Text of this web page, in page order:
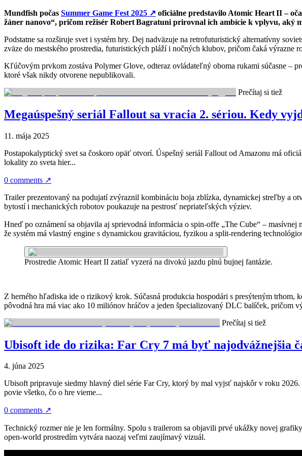
Mundfish počas Summer Game Fest 2025 ↗ oficiálne predstavilo Atomic Heart II –
žáner nanovo“, pričom režisér Robert Bagratuni prirovnal ich ambície k vplyvu, aký
Podstatne sa rozširuje svet i systém hry. Dej nadväzuje na retrofuturistický alternatívny
zväze do mestského prostredia, futuristických pláží i nočných klubov, pričom čaká výrazne
Kľúčovým prvkom zostáva Polymer Glove, odteraz ovládateľný oboma rukami súčasne –
ktoré však nikdy otvorene nepublikovali.
Prečítaj si tiež
Megaúspešný seriál Fallout sa vracia 2. sériou. Kedy
11. mája 2025
Postapokalyptický svet sa čoskoro opäť otvorí. Úspešný seriál Fallout od Amazonu má
lokality zo sveta hier...
0 comments ↗
Trailer prezentovaný na podujatí zvýraznil kombináciu boja zblízka, dynamickej streľby a
bytostí i mechanických robotov poukazuje na pestrosť nepriateľských výziev.
Hneď po oznámení sa objavila aj sprievodná informácia o spin-offe „The Cube“ – masívnej
že systém má vlastný engine s dynamickou gravitáciou, fyzikou a split-rendering
Prostredie Atomic Heart II zatiaľ vyzerá na divokú jazdu plnú bujnej fantázie.
Z herného hľadiska ide o rizikový krok. Súčasná produkcia hospodári s presýteným
pôvodná hra má viac ako 10 miliónov hráčov a jeden špecializovaný DLC balíček, pričom
Prečítaj si tiež
Ubisoft ide do rizika: Far Cry 7 má byť najodvážnejšia
4. júna 2025
Ubisoft pripravuje siedmy hlavný diel série Far Cry, ktorý by mal vyjsť najskôr v roku
povie všetko, čo o hre vieme...
0 comments ↗
Technický rozmer nie je len formálny. Spolu s trailerom sa objavili prvé ukážky novej
open-world prostredím vytvára naozaj veľmi zaujímavý vizuál.